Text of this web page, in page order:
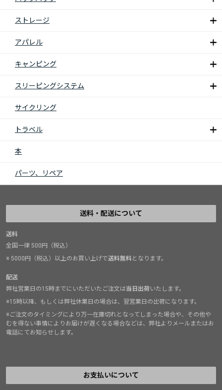
ストレージ
アパレル
キャンピング
スリーピングシステム
サイクリング
トラベル
本
パーツ、リペア
送料・配送について
送料
全国一律 500円（税込）
※ 5000円（税込）以上のお買い上げで送料無料となります。
配送
弊社営業日の15時までにいただいたご注文は当日出荷いたします。
※15時以降、もしくは弊社休業日の場合は、翌営業日の出荷になります。
※ご注文のタイミングにより万一在庫切れとなってしまった場合や、その他や
むを得ない事情によりお届けが遅くなる場合などは、弊社よりメールまたはお
電話にてお知らせします。
お支払いについて